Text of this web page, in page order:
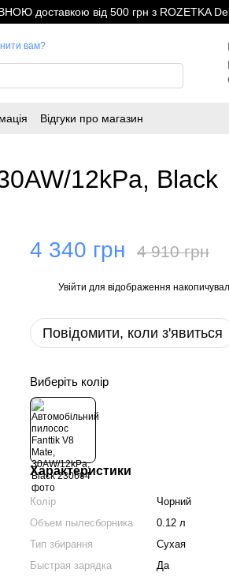
доставкою від 500 грн з ROZETKA
вам?
Відгуки про магазин
12kPa, Black
4 340 грн 4 910 грн
Увійти для відображення
Повідомити, коли з'явиться
Виберіть колір
Характеристики
Колір
Чорний
Объем пылесборника
0.12 л
Тип збирання
Сухая
Быстрая зарядка
Да